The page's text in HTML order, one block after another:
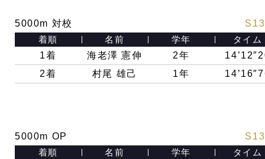
5000m 対校
着順
名前 学年
タイム
1着
海老澤 憲伸 2年
2着
村尾 雄己 1年
5000m OP
着順
名前 学年
タイム